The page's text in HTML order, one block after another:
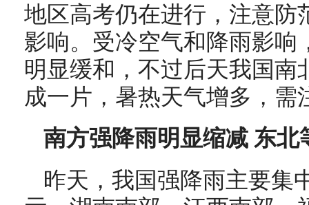
地区高考仍在进行，注意防
影响。受冷空气和降雨影响
明显缓和，不过后天我国南
成一片，暑热天气增多，需
南方强降雨明显缩减 东北
昨天，我国强降雨主要集